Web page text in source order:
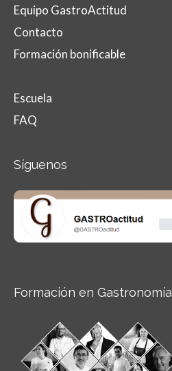
Equipo GastroActitud
Contacto
Formación bonificable
Escuela
FAQ
Síguenos
Formación en Gastronomía